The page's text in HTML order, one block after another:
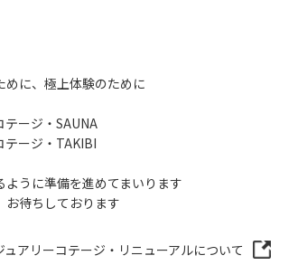
めに、極上体験のために
ージ・SAUNA
ージ・TAKIBI
ように準備を進めてまいります
お待ちしております
ュアリーコテージ・リニューアルについて